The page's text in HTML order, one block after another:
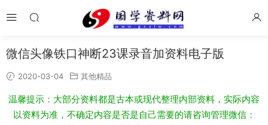
微信头像铁口神断23课录音加资料电子版
2020-03-04 其他精品
温馨提示：大部分资料都是古本或现代整理内部资料，实际内容
以资料为准，不确定内容是否是自己需要的请咨询管理微信：